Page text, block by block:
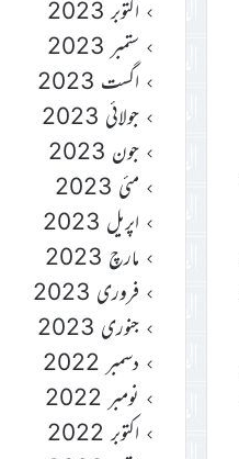
اکتوبر 2023
ستمبر 2023
اگست 2023
جولائی 2023
جون 2023
مئی 2023
اپریل 2023
مارچ 2023
فروری 2023
جنوری 2023
دسمبر 2022
نومبر 2022
اکتوبر 2022